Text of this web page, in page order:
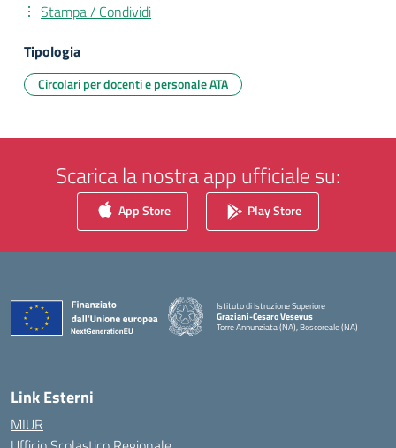
Stampa / Condividi
Tipologia
Circolari per docenti e personale ATA
Scarica la nostra app ufficiale su:
App Store Play Store
Istituto di Istruzione Superiore
Graziani-Cesaro Vesevus
Torre Annunziata (NA), Boscoreale (NA)
Link Esterni
MIUR